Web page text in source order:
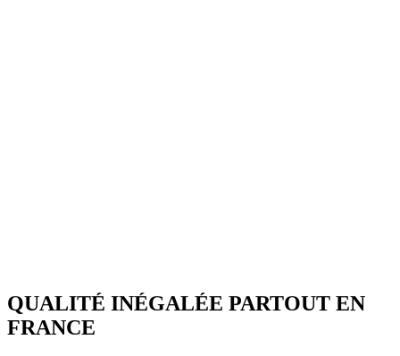
QUALITÉ INÉGALÉE PARTOUT EN
FRANCE